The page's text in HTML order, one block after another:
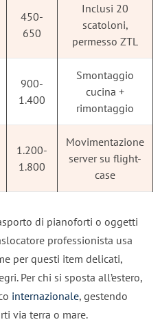
450-
650
Inclusi 20
scatoloni,
permesso ZTL
900-
1.400
Smontaggio
cucina +
rimontaggio
1.200-
1.800
Movimentazione
server su flight-
case
di pianoforti o oggetti
professionista usa
per questi item delicati,
Per chi si sposta all’estero,
internazionale, gestendo
via terra o mare.